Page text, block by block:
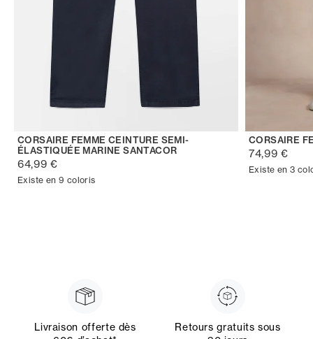
CORSAIRE FEMME CEINTURE SEMI-
ÉLASTIQUÉE MARINE SANTACOR
64,99 €
Existe en 9 coloris
CORSAIRE
74,99 €
Existe en 3
Livraison offerte dès
Retours gratuits sous